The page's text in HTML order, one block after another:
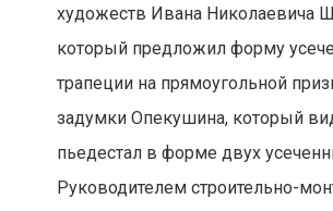
художеств Ивана Николаевича
который предложил форму
трапеции на прямоугольной
задумки Опекушина, который
пьедестал в форме двух
Руководителем строительно-